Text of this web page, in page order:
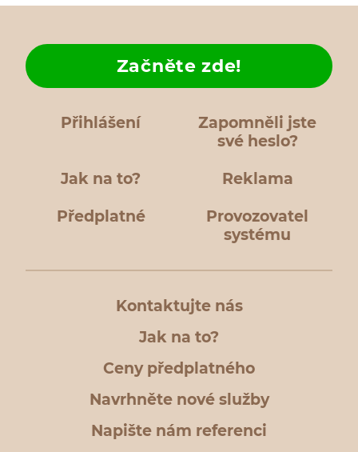
Přihlášení
Zapomněli jste
své heslo?
Jak na to?
Začněte zde!
Reklama
Předplatné
Provozovatel
systému
Kontaktujte nás
Jak na to?
Ceny předplatného
Navrhněte nové služby
Napište nám referenci